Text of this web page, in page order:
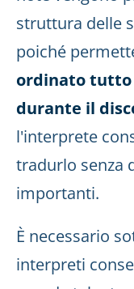
struttura delle
poiché
ordinato tutto
durante il
l'interprete
tradurlo senza
importanti.
È necessario
interpreti